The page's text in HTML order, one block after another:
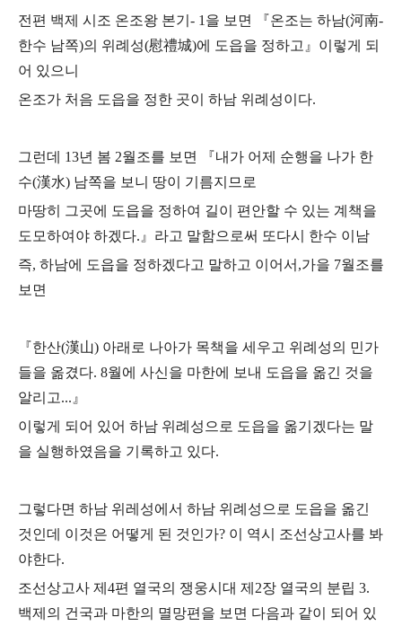
전편 백제 시조 온조왕 본기- 1을 보면
『온조는 하남(河南-
한수 남쪽)의 위례성(慰禮城)에 도읍을 정하고』이렇게 되
어 있으니
온조가 처음 도읍을 정한 곳이 하남 위례성이다.
그런데 13년 봄 2월조를 보면
『내가 어제 순행을 나가 한
수(漢水) 남쪽을 보니 땅이 기름지므로
마땅히 그곳에 도읍을 정하여 길이 편안할 수 있는 계책을
도모하여야 하겠다.』라고 말함으로써 또다시 한수 이남
즉, 하남에 도읍을 정하겠다고 말하고 이어서,가을 7월조를
보면
『한산(漢山) 아래로 나아가 목책을 세우고 위례성의 민가
들을 옮겼다. 8월에 사신을 마한에 보내 도읍을 옮긴 것을
알리고...』
이렇게 되어 있어 하남 위례성으로 도읍을 옮기겠다는 말
을 실행하였음을 기록하고 있다.
그렇다면 하남 위레성에서 하남 위례성으로 도읍을 옮긴
것인데 이것은 어떻게 된 것인가? 이 역시 조선상고사를 봐
야한다.
조선상고사 제4편 열국의 쟁웅시대 제2장 열국의 분립 3.
백제의 건국과 마한의 멸망편을 보면 다음과 같이 되어 있